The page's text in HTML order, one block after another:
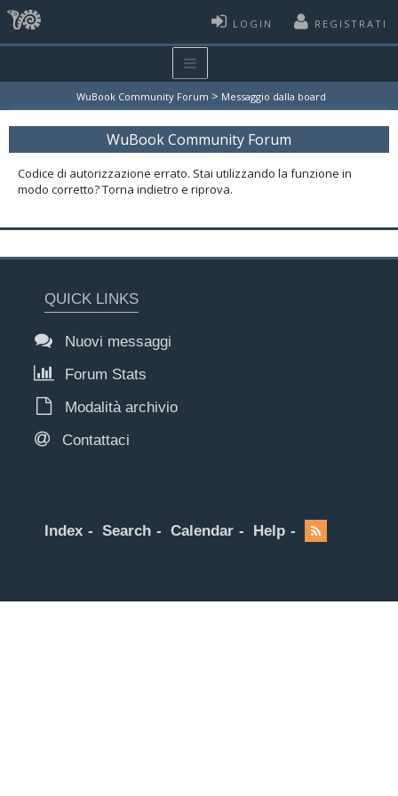
LOGIN REGISTRATI
WuBook Community Forum > Messaggio dalla board
WuBook Community Forum
Codice di autorizzazione errato. Stai utilizzando la funzione in
modo corretto? Torna indietro e riprova.
QUICK LINKS
Nuovi messaggi
Forum Stats
Modalità archivio
Contattaci
Index Search Calendar Help